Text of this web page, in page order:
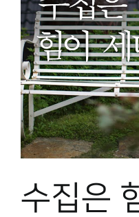
민속이야기
민속 인사이드
원문보기 PDF
박물관 홈페이지
수집은